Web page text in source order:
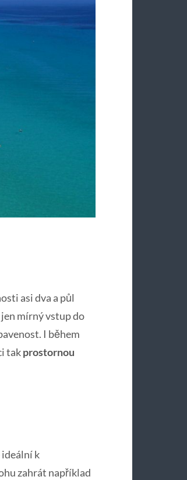
asi dva a půl
jen mírný vstup do
I během
takprostornou
k
zahrát například